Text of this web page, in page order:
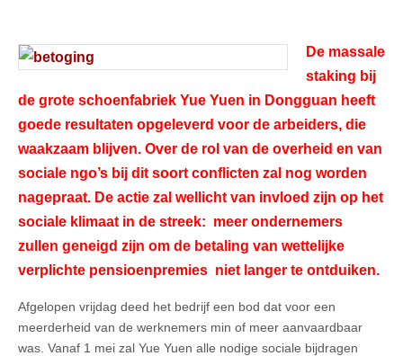
De massale
staking bij
de grote schoenfabriek Yue Yuen in Dongguan heeft
goede resultaten opgeleverd voor de arbeiders, die
waakzaam blijven. Over de rol van de overheid en van
sociale ngo’s bij dit soort conflicten zal nog worden
nagepraat. De actie zal wellicht van invloed zijn op het
sociale klimaat in de streek: meer ondernemers
zullen geneigd zijn om de betaling van wettelijke
verplichte pensioenpremies niet langer te ontduiken.
Afgelopen vrijdag deed het bedrijf een bod dat voor een
meerderheid van de werknemers min of meer aanvaardbaar
was. Vanaf 1 mei zal Yue Yuen alle nodige sociale bijdragen